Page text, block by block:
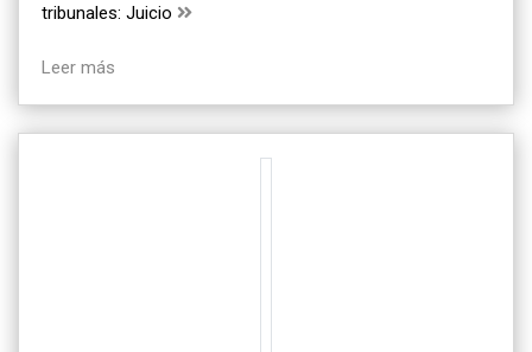
tribunales: Juicio
Leer más